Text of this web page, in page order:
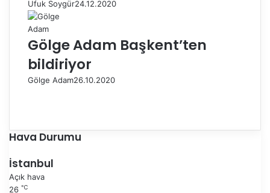
Ufuk Soygür24.12.2020
Gölge Adam Başkent’ten
bildiriyor
Gölge Adam26.10.2020
e
k
s
a
n
k
i
Hava Durumu
İstanbul
Açık hava
26 ℃